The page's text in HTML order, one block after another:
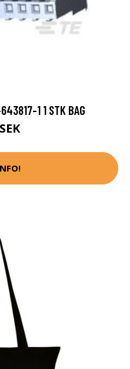
1 1 STK BAG